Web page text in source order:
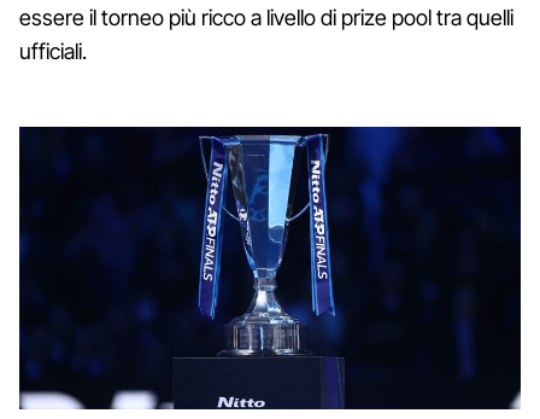
essere il torneo più ricco a livello di prize pool tra quelli
ufficiali.